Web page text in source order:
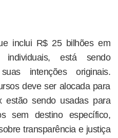
inclui R$ 25 bilhões em
individuais, está sendo
intenções originais.
deve ser alocada para
estão sendo usadas para
sem destino específico,
transparência e justiça